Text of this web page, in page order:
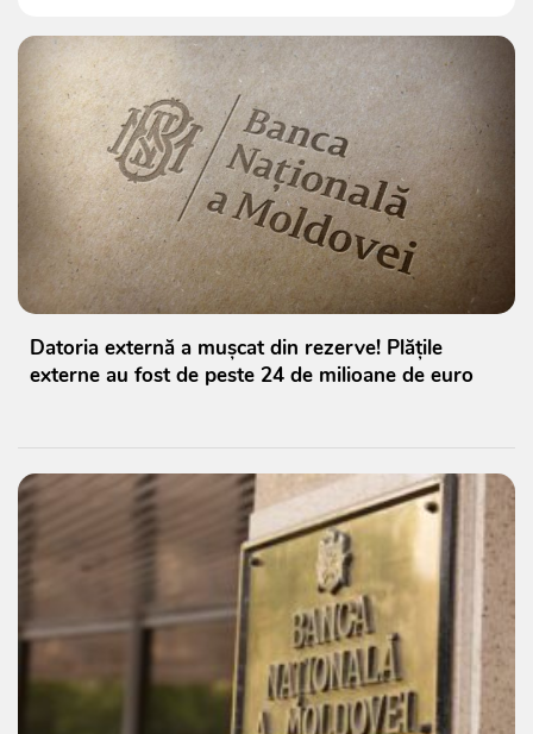
Datoria externă a mușcat din rezerve! Plățile
externe au fost de peste 24 de milioane de euro